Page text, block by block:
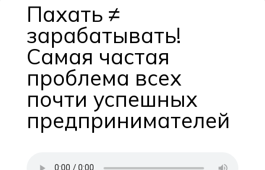
Пахать ≠
зарабатывать!
Самая частая
проблема всех
почти успешных
предпринимателей